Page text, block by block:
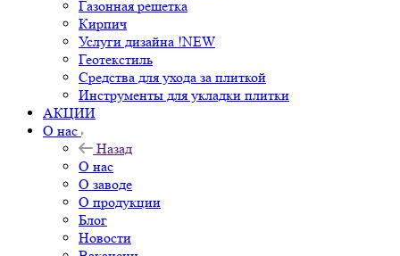
Газонная решетка
Кирпич
Услуги дизайна !NEW
Геотекстиль
Средства для ухода за плиткой
Инструменты для укладки плитки
АКЦИИ
О нас
Назад
О нас
О заводе
О продукции
Блог
Новости